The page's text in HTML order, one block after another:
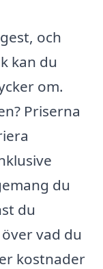
och
kan du
om.
Priserna
du
du
vad du
kostnader